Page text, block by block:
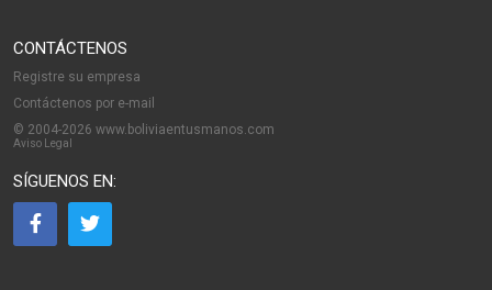
CONTÁCTENOS
Registre su empresa
Contáctenos por e-mail
© 2004-2026 www.boliviaentusmanos.com
Aviso Legal
SÍGUENOS EN: